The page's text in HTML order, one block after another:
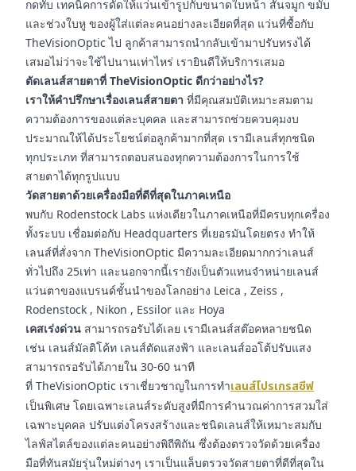
กดทับ เทคนิคการดัดให้แว่นเข้ารูปกับขนาดใบหน้า สันจมูก ขมับ
และช่วงใบหู ของผู้ใส่แต่ละคนอย่างละเอียดที่สุด แว่นที่ซื้อกับ
TheVisionOptic ไป ลูกค้าสามารถนำกลับเข้ามาปรับทรงได้
เสมอไม่ว่าจะใช้ไปนานเท่าไหร่ เรายินดีให้บริการเสมอ
ตัดเลนส์สายตาที่ TheVisionOptic ดีกว่าอย่างไร?
เราให้คำปรึกษาเรื่องเลนส์สายตา ที่มีคุณสมบัติเหมาะสมตาม
ความต้องการของแต่ละบุคคล และสามารถช่วยควบคุมงบ
ประมาณให้ได้ประโยชน์ต่อลูกค้ามากที่สุด เรามีเลนส์ทุกชนิด
ทุกประเภท ที่สามารถตอบสนองทุกความต้องการในการใช้
สายตาได้ทุกรูปแบบ
วัดสายตาด้วยเครื่องมือที่ดีที่สุดในภาคเหนือ
พบกับ Rodenstock Labs แห่งเดียวในภาคเหนือที่มีครบทุกเครื่อง
ทั้งระบบ เชื่อมต่อกับ Headquarters ที่เยอรมันโดยตรง ทำให้
เลนส์ที่สั่งจาก TheVisionOptic มีความละเอียดมากกว่าเลนส์
ทั่วไปถึง 25เท่า และนอกจากนี้เรายังเป็นตัวแทนจำหน่ายเลนส์
แว่นตาของแบรนด์ชั้นนำของโลกอย่าง Leica , Zeiss ,
Rodenstock , Nikon , Essilor และ Hoya
เคสเร่งด่วน สามารถรอรับได้เลย เรามีเลนส์สต๊อคหลายชนิด
เช่น เลนส์มัลติโค้ท เลนส์ตัดแสงฟ้า และเลนส์ออโต้ปรับแสง
สามารถรอรับได้ภายใน 30-60 นาที
ที่ TheVisionOptic เราเชี่ยวชาญในการทำเลนส์โปรเกรสซีฟ
เป็นพิเศษ โดยเฉพาะเลนส์ระดับสูงที่มีการคำนวณค่าการสวมใส่
เฉพาะบุคคล ปรับแต่งโครงสร้างและชนิดเลนส์ให้เหมาะสมกับ
ไลฟ์สไตล์ของแต่ละคนอย่างพิถีพิถัน ซึ่งต้องตรวจวัดด้วยเครื่อง
มือที่ทันสมัยรุ่นใหม่ต่างๆ เราเป็นแล็บตรวจวัดสายตาที่ดีที่สุดใน